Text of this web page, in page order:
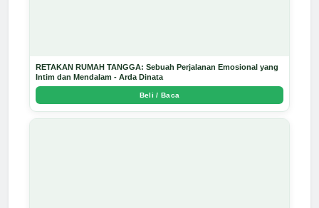
RETAKAN RUMAH TANGGA: Sebuah Perjalanan Emosional yang
Intim dan Mendalam - Arda Dinata
Beli / Baca